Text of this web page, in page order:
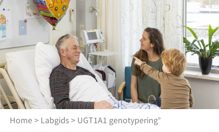
Home > Labgids> UGT1A1 genotypering°